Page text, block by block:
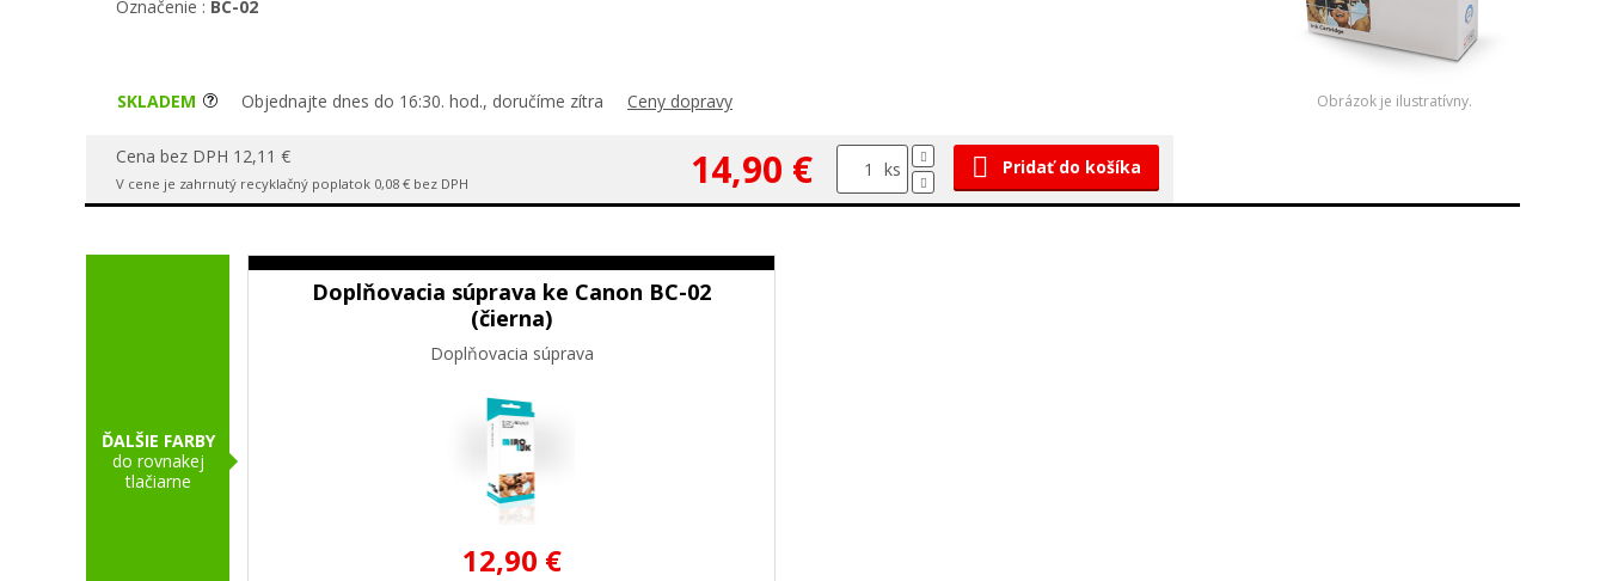
Označenie : BC-02
SKLADEM Objednajte dnes do 16:30. hod., doručíme zítra Ceny dopravy
Cena bez DPH 12,11 €
V cene je zahrnutý recyklačný poplatok 0,08 € bez DPH 14,90 € ks Pridať do košíka
Obrázok je ilustratívny.
ĎALŠIE FARBY
do rovnakej
tlačiarne
Doplňovacia súprava ke Canon BC-02
(čierna)
Doplňovacia súprava
12,90 €